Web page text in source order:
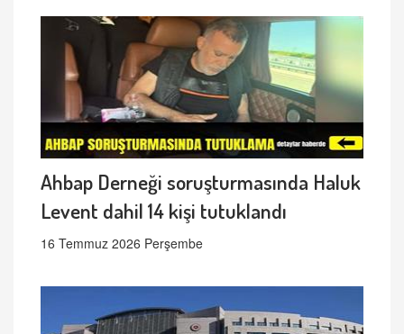
Ahbap Derneği soruşturmasında Haluk
Levent dahil 14 kişi tutuklandı
16 Temmuz 2026 Perşembe